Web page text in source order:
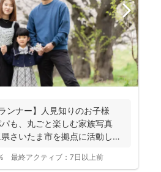
ンナー】人見知りのお子様
も、丸ごと楽しむ家族写真
さいたま市を拠点に活動して
最終アクティブ： 7日以上前